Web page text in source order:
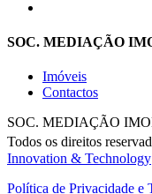
SOC. MEDIAÇÃO
Imóveis
Contactos
SOC. MEDIAÇÃO
Todos os direitos
Innovation & Technology
Política de Privacidade e